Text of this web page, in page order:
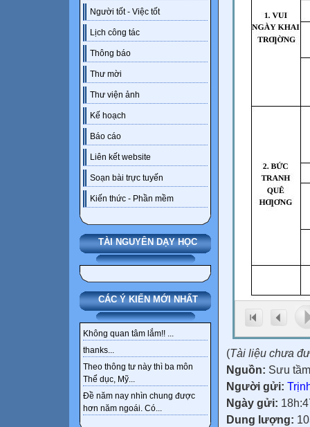
Người tốt - Việc tốt
Lịch công tác
Thông báo
Thư mời
Thư viện ảnh
Kế hoạch
Báo cáo
Liên kết website
Soạn bài trực tuyến
Kiến thức - Phần mềm
TÀI NGUYÊN DẠY HỌC
CÁC Ý KIẾN MỚI NHẤT
Không quan tâm lắm!! ...
thanks...
Theo thông tư này thì ba môn
Thể dục, Mỹ...
Đề năm nay nhìn chung được
hơn năm ngoái. Có...
(Tài liệu chưa
Nguồn: Sưu tầm
Người gửi:
Ngày gửi:
Dung lượng: